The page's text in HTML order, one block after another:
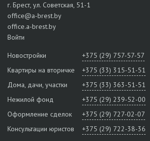
г. Брест, ул. Советская, 51-1
office@a-brest.by
office.a-brest.by
Войти
Новостройки
+375 (29) 757-57-57
Квартиры на вторичке
+375 (33) 315-51-51
Дома, дачи, участки
+375 (33) 363-51-51
Нежилой фонд
+375 (29) 239-52-00
Оформление сделок
+375 (29) 727-02-07
Консультации юристов
+375 (29) 722-38-36